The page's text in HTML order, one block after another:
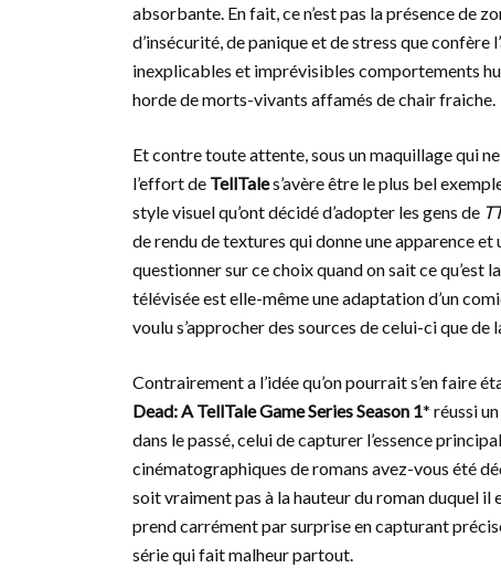
absorbante. En fait, ce n’est pas la présence de
d’insécurité, de panique et de stress que confère
inexplicables et imprévisibles comportements
horde de morts-vivants affamés de chair fraiche.
Et contre toute attente, sous un maquillage qui
l’effort de TellTales’avère être le plus bel
style visuel qu’ont décidé d’adopter les gens de
de rendu de textures qui donne une apparence
questionner sur ce choix quand on sait ce qu’est
télévisée est elle-même une adaptation d’un
voulu s’approcher des sources de celui-ci que de
Contrairement a l’idée qu’on pourrait s’en faire
Dead: A TellTale Game Series Season 1* réussi
dans le passé, celui de capturer l’essence
cinématographiques de romans avez-vous été
soit vraiment pas à la hauteur du roman duquel
prend carrément par surprise en capturant
série qui fait malheur partout.